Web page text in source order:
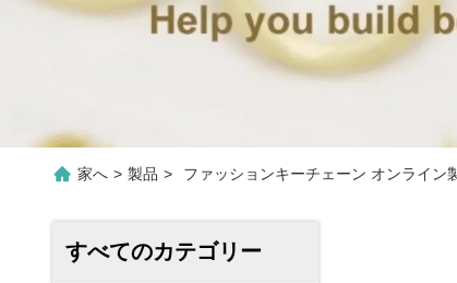
家へ > 製品 > ファッションキーチェーン オンライン
すべてのカテゴリー